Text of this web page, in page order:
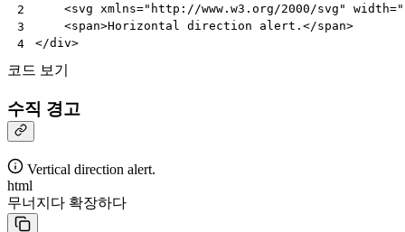
2
3
4
<svg xmlns="http://www.w3.org/2000/svg" width=
<span>Horizontal direction alert. </span>
</div>
코드 보기
수직 경고
Vertical direction alert.
html
무너지다 확장하다